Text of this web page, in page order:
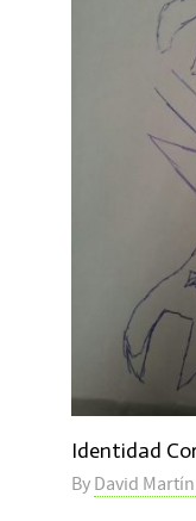
Identidad
By David